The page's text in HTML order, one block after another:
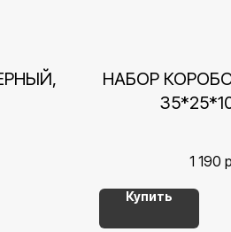
НАБОР
1 190
Купить